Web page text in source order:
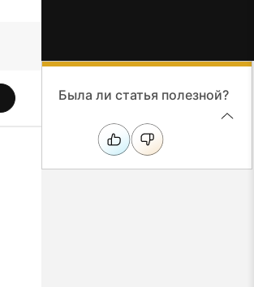
Была ли статья полезной?